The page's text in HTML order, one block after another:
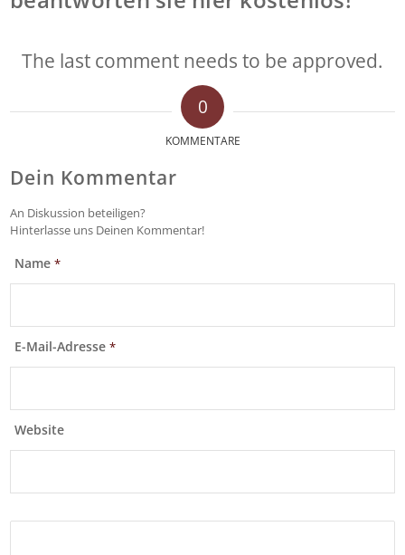
The last comment needs to be approved.
0
KOMMENTARE
Dein Kommentar
An Diskussion beteiligen?
Hinterlasse uns Deinen Kommentar!
Name*
E-Mail-Adresse*
Website